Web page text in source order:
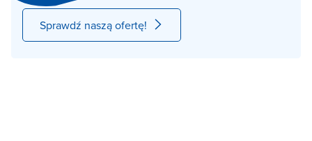
Sprawdź naszą ofertę!